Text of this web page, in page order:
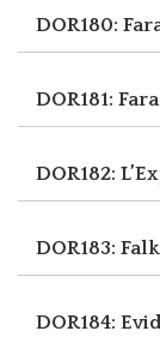
DOR180:
DOR181:
DOR182:
DOR183:
DOR184: